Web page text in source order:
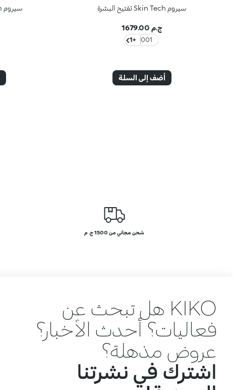
سيروم Skin Tech تفتيح البشرة
ج.م 1679.00
001
+1
أضف إلى السلة
سيروم Skin Tech لتنقية البشرة
شحن مجاني من 1500 ج. م
KIKO هل تبحث عن
فعاليات؟ أحدث الأخبار؟
عروض مذهلة؟
اشترك في نشرتنا